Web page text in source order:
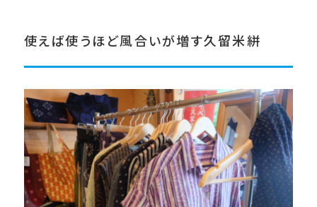
使えば使うほど風合いが増す久留米絣